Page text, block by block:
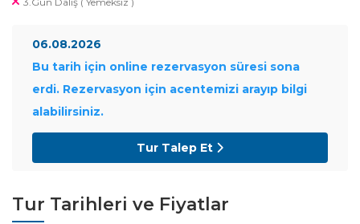
06.08.2026
Bu tarih için online rezervasyon süresi sona
erdi. Rezervasyon için acentemizi arayıp bilgi
alabilirsiniz.
Tur Talep Et
Tur Tarihleri ve Fiyatlar